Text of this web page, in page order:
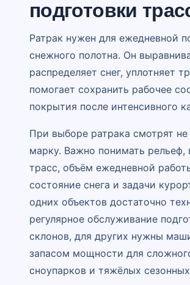
подготовки
Ратрак нужен для ежедневной
снежного полотна. Он
распределяет снег, уплотняет
помогает сохранить рабочее
покрытия после интенсивного
При выборе ратрака смотрят не
марку. Важно понимать рельеф,
трасс, объём ежедневной
состояние снега и задачи
одних объектов достаточно
регулярное обслуживание
склонов, для других нужны
запасом мощности для
сноупарков и тяжёлых